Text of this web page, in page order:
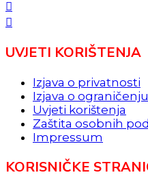
UVJETI KORIŠTENJA
Izjava o privatnosti
Izjava o
Uvjeti korištenja
Zaštita osobnih
Impressum
KORISNIČKE